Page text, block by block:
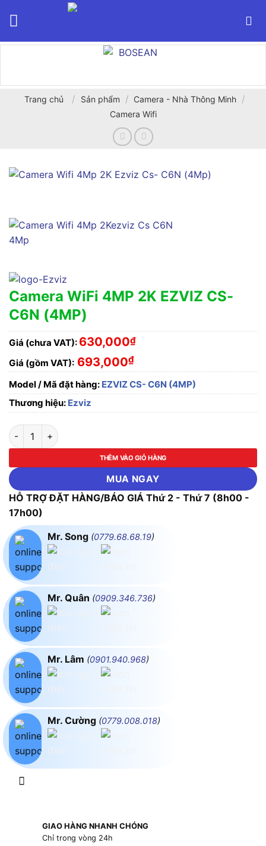
Trang chủ / Sản phẩm / Camera - Nhà Thông Minh /
Camera Wifi
Camera WiFi 4MP 2K EZVIZ CS-
C6N (4MP)
Giá (chưa VAT): 630,000₫
Giá (gồm VAT): 693,000₫
Model / Mã đặt hàng: EZVIZ CS- C6N (4MP)
Thương hiệu: Ezviz
Camera WiFi 4MP 2K EZVIZ CS- C6N (4MP) số lượng
THÊM VÀO GIỎ HÀNG
MUA NGAY
HỖ TRỢ ĐẶT HÀNG/BÁO GIÁ Thứ 2 - Thứ 7 (8h00 -
17h00)
Mr. Song (0779.68.68.19)
Mr. Quân (0909.346.736)
Mr. Lâm (0901.940.968)
Mr. Cường (0779.008.018)
GIAO HÀNG NHANH CHÓNG
Chỉ trong vòng 24h